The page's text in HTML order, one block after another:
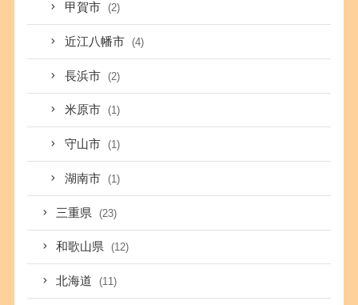
甲賀市 (2)
近江八幡市 (4)
長浜市 (2)
米原市 (1)
守山市 (1)
湖南市 (1)
三重県 (23)
和歌山県 (12)
北海道 (11)